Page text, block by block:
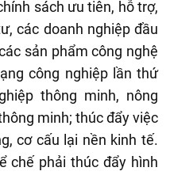
sách ưu tiên, hỗ trợ,
các doanh nghiệp đầu
sản phẩm công nghệ
công nghiệp lần thứ
thông minh, nông
minh; thúc đẩy việc
cơ cấu lại nền kinh tế.
chế phải thúc đẩy hình